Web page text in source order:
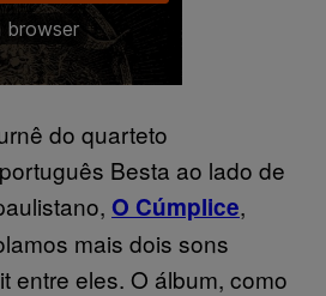
do quarteto
Besta ao lado de
O Cúmplice,
mais dois sons
entre eles. O álbum, como